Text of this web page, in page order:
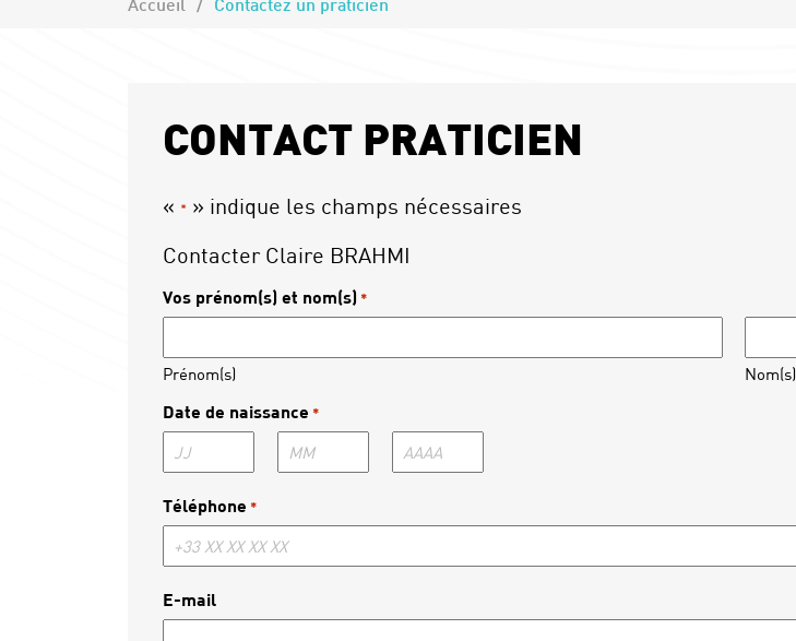
Accueil Contactez un praticien
CONTACT PRATICIEN
« * » indique les champs nécessaires
Contacter Claire BRAHMI
Vos prénom(s) et nom(s) *
Prénom(s) Nom(s)
Date de naissance *
Jour Mois Année
Téléphone *
E-mail